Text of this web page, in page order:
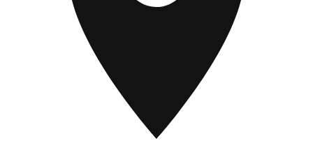
Android. Samsung Galaxy S25 Ultra — это мощный
смартфон, который подойдёт как для повседневного
использования, так и для профессиональных задач.